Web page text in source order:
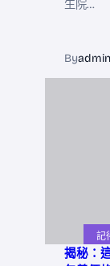
生院…
Byadmin
記
揭秘：